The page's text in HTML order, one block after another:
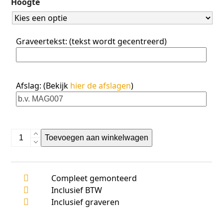
5
Graveertekst: (tekst wordt gecentreerd)
Afslag: (Bekijk hier de afslagen)
AK6000
Toevoegen aan winkelwagen
Compleet gemonteerd
Inclusief BTW
Inclusief graveren